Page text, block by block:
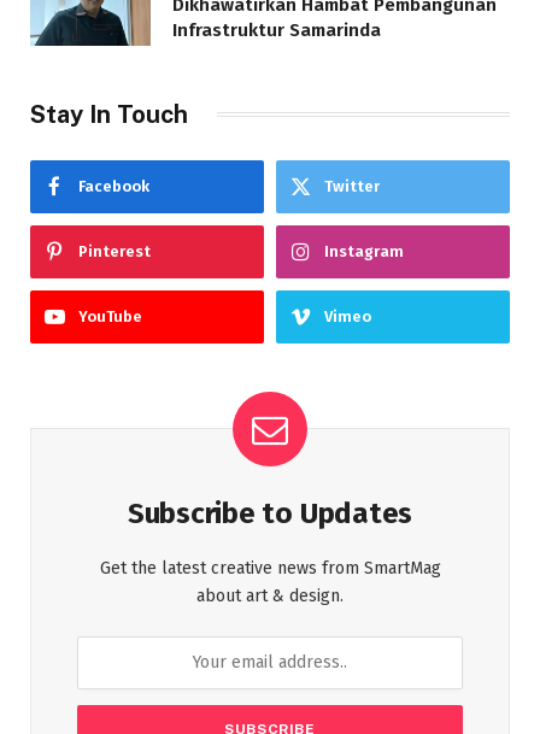
Dikhawatirkan Hambat Pembangunan
Infrastruktur Samarinda
Stay In Touch
Facebook Twitter
Pinterest Instagram
YouTube Vimeo
Subscribe to Updates
Get the latest creative news from SmartMag
about art & design.